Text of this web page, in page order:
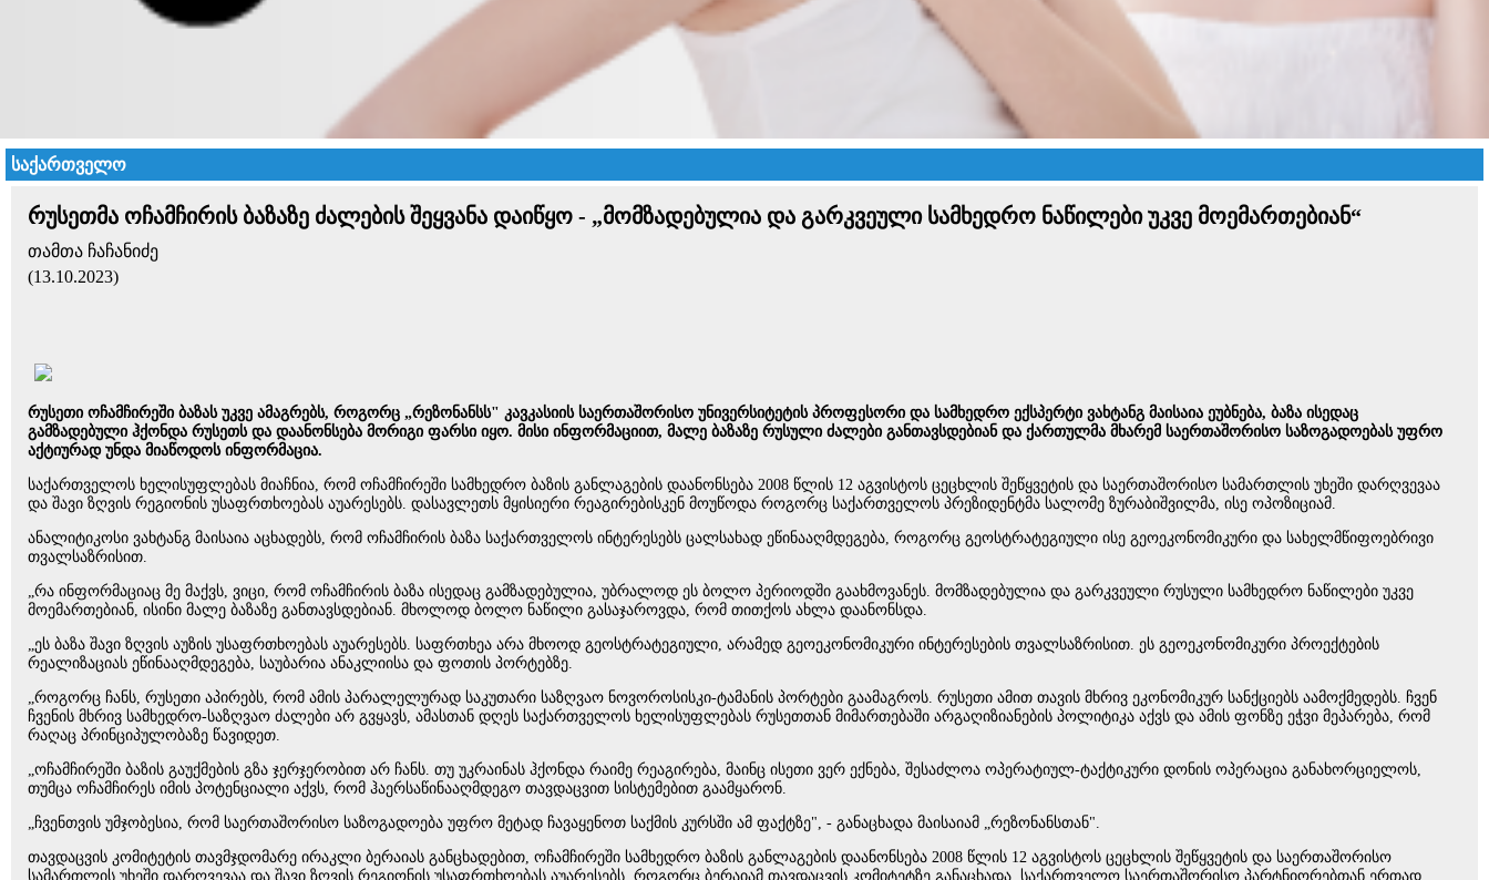
საქართველო
რუსეთმა ოჩამჩირის ბაზაზე ძალების შეყვანა დაიწყო - „მომზადებულია და გარკვეული სამხედრო ნაწილები უკვე მოემართებიან“
თამთა ჩაჩანიძე
(13.10.2023)
რუსეთი ოჩამჩირეში ბაზას უკვე ამაგრებს, როგორც „რეზონანსს" კავკასიის საერთაშორისო უნივერსიტეტის პროფესორი და სამხედრო ექსპერტი ვახტანგ მაისაია ეუბნება, ბაზა ისედაც
გამზადებული ჰქონდა რუსეთს და დაანონსება მორიგი ფარსი იყო. მისი ინფორმაციით, მალე ბაზაზე რუსული ძალები განთავსდებიან და ქართულმა მხარემ საერთაშორისო საზოგადოებას უფრო
აქტიურად უნდა მიაწოდოს ინფორმაცია.
საქართველოს ხელისუფლებას მიაჩნია, რომ ოჩამჩირეში სამხედრო ბაზის განლაგების დაანონსება 2008 წლის 12 აგვისტოს ცეცხლის შეწყვეტის და საერთაშორისო სამართლის უხეში დარღვევაა
და შავი ზღვის რეგიონის უსაფრთხოებას აუარესებს. დასავლეთს მყისიერი რეაგირებისკენ მოუწოდა როგორც საქართველოს პრეზიდენტმა სალომე ზურაბიშვილმა, ისე ოპოზიციამ.
ანალიტიკოსი ვახტანგ მაისაია აცხადებს, რომ ოჩამჩირის ბაზა საქართველოს ინტერესებს ცალსახად ეწინააღმდეგება, როგორც გეოსტრატეგიული ისე გეოეკონომიკური და სახელმწიფოებრივი
თვალსაზრისით.
„რა ინფორმაციაც მე მაქვს, ვიცი, რომ ოჩამჩირის ბაზა ისედაც გამზადებულია, უბრალოდ ეს ბოლო პერიოდში გაახმოვანეს. მომზადებულია და გარკვეული რუსული სამხედრო ნაწილები უკვე
მოემართებიან, ისინი მალე ბაზაზე განთავსდებიან. მხოლოდ ბოლო ნაწილი გასაჯაროვდა, რომ თითქოს ახლა დაანონსდა.
„ეს ბაზა შავი ზღვის აუზის უსაფრთხოებას აუარესებს. საფრთხეა არა მხოოდ გეოსტრატეგიული, არამედ გეოეკონომიკური ინტერესების თვალსაზრისით. ეს გეოეკონომიკური პროექტების
რეალიზაციას ეწინააღმდეგება, საუბარია ანაკლიისა და ფოთის პორტებზე.
„როგორც ჩანს, რუსეთი აპირებს, რომ ამის პარალელურად საკუთარი საზღვაო ნოვოროსისკი-ტამანის პორტები გაამაგროს. რუსეთი ამით თავის მხრივ ეკონომიკურ სანქციებს აამოქმედებს. ჩვენ
ჩვენის მხრივ სამხედრო-საზღვაო ძალები არ გვყავს, ამასთან დღეს საქართველოს ხელისუფლებას რუსეთთან მიმართებაში არგაღიზიანების პოლიტიკა აქვს და ამის ფონზე ეჭვი მეპარება, რომ
რაღაც პრინციპულობაზე წავიდეთ.
„ოჩამჩირეში ბაზის გაუქმების გზა ჯერჯერობით არ ჩანს. თუ უკრაინას ჰქონდა რაიმე რეაგირება, მაინც ისეთი ვერ ექნება, შესაძლოა ოპერატიულ-ტაქტიკური დონის ოპერაცია განახორციელოს,
თუმცა ოჩამჩირეს იმის პოტენციალი აქვს, რომ ჰაერსაწინააღმდეგო თავდაცვით სისტემებით გაამყარონ.
„ჩვენთვის უმჯობესია, რომ საერთაშორისო საზოგადოება უფრო მეტად ჩავაყენოთ საქმის კურსში ამ ფაქტზე", - განაცხადა მაისაიამ „რეზონანსთან".
თავდაცვის კომიტეტის თავმჯდომარე ირაკლი ბერაიას განცხადებით, ოჩამჩირეში სამხედრო ბაზის განლაგების დაანონსება 2008 წლის 12 აგვისტოს ცეცხლის შეწყვეტის და საერთაშორისო
სამართლის უხეში დარღვევაა და შავი ზღვის რეგიონის უსაფრთხოებას აუარესებს. როგორც ბერაიამ თავდაცვის კომიტეტზე განაცხადა, საქართველო საერთაშორისო პარტნიორებთან ერთად